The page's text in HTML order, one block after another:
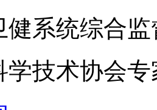
健系统综合
学技术协会